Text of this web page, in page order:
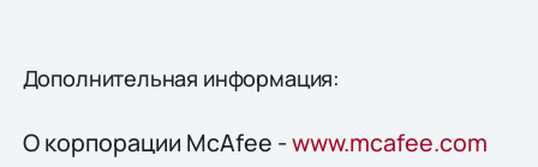
Дополнительная информация:
О корпорации McAfee -www.mcafee.com